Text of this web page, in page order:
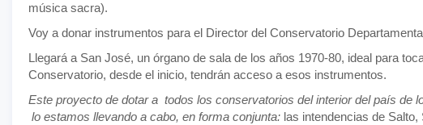
música sacra).
Voy a donar instrumentos para el Director del Conservatorio
Llegará a San José, un órgano de sala de los años 1970-80, ideal para
Conservatorio, desde el inicio, tendrán acceso a esos instrumentos.
Este proyecto de dotar a todos los conservatorios del interior del país
lo estamos llevando a cabo, en forma conjunta: las intendencias de